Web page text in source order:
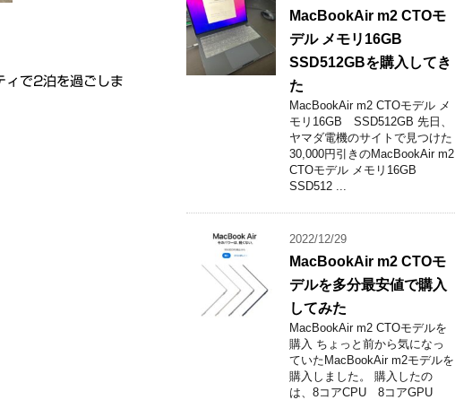
ィで2泊を過ごしま
MacBookAir m2 CTOモ
デル メモリ16GB
SSD512GBを購入してき
た
MacBookAir m2 CTOモデル メ
モリ16GB SSD512GB 先日、
ヤマダ電機のサイトで見つけた
30,000円引きのMacBookAir m2
CTOモデル メモリ16GB
SSD512 ...
2022/12/29
MacBookAir m2 CTOモ
デルを多分最安値で購入
してみた
MacBookAir m2 CTOモデルを
購入 ちょっと前から気になっ
ていたMacBookAir m2モデルを
購入しました。 購入したの
は、8コアCPU 8コアGPU